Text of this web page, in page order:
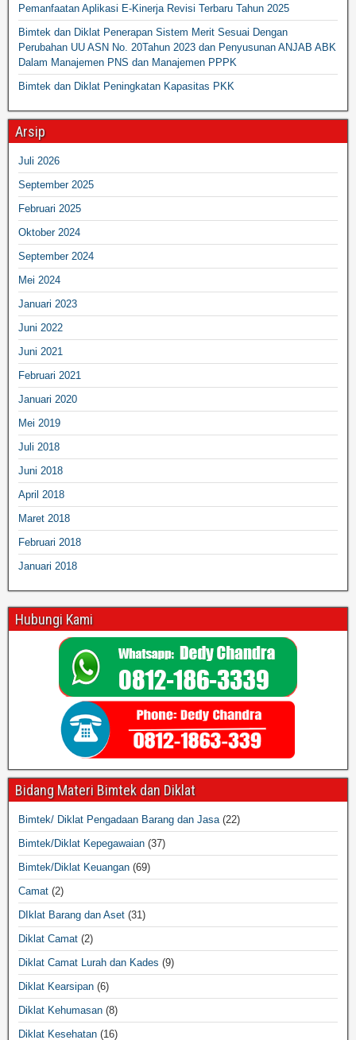
Pemanfaatan Aplikasi E-Kinerja Revisi Terbaru Tahun 2025
Bimtek dan Diklat Penerapan Sistem Merit Sesuai Dengan
Perubahan UU ASN No. 20Tahun 2023 dan Penyusunan ANJAB ABK
Dalam Manajemen PNS dan Manajemen PPPK
Bimtek dan Diklat Peningkatan Kapasitas PKK
Arsip
Juli 2026
September 2025
Februari 2025
Oktober 2024
September 2024
Mei 2024
Januari 2023
Juni 2022
Juni 2021
Februari 2021
Januari 2020
Mei 2019
Juli 2018
Juni 2018
April 2018
Maret 2018
Februari 2018
Januari 2018
Hubungi Kami
Bidang Materi Bimtek dan Diklat
Bimtek/ Diklat Pengadaan Barang dan Jasa(22)
Bimtek/Diklat Kepegawaian (37)
Bimtek/Diklat Keuangan (69)
Camat (2)
DIklat Barang dan Aset (31)
Diklat Camat (2)
Diklat Camat Lurah dan Kades (9)
Diklat Kearsipan (6)
Diklat Kehumasan (8)
Diklat Kesehatan (16)